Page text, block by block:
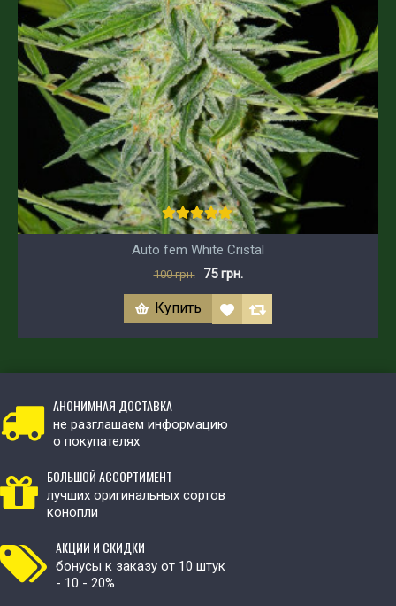
Auto fem White Cristal
100 грн. 75 грн.
Купить
АНОНИМНАЯ ДОСТАВКА
не разглашаем информацию
о покупателях
БОЛЬШОЙ АССОРТИМЕНТ
лучших оригинальных сортов
конопли
АКЦИИ И СКИДКИ
бонусы к заказу от 10 штук
- 10 - 20%